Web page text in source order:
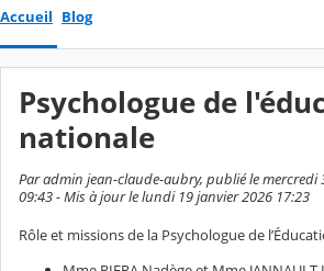
Accueil Blog
Psychologue de
nationale
Par admin jean-claude-aubry, publié le mercredi
09:43 - Mis à jour le lundi 19 janvier 2026 17:23
Rôle et missions de la Psychologue de